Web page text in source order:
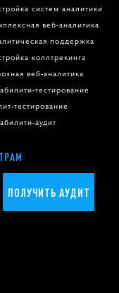
систем аналитики
веб-аналитика
поддержка
коллтрекинга
веб-аналитика
тестирование
тестирование
аудит
ПОЛУЧИТЬ АУДИТ